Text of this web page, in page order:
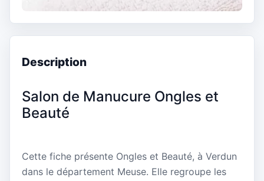
Description
Salon de Manucure Ongles et
Beauté
Cette fiche présente Ongles et Beauté, à Verdun
dans le département Meuse. Elle regroupe les